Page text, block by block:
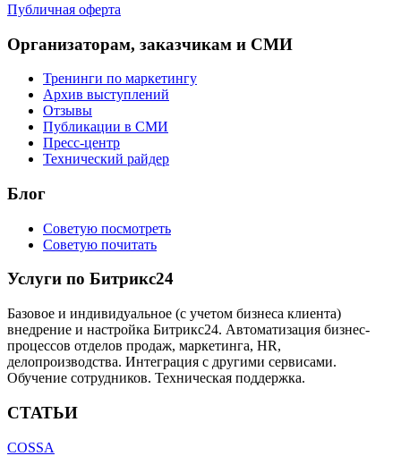
Публичная оферта
Организаторам, заказчикам и СМИ
Тренинги по маркетингу
Архив выступлений
Отзывы
Публикации в СМИ
Пресс-центр
Технический райдер
Блог
Советую посмотреть
Советую почитать
Услуги по Битрикс24
Базовое и индивидуальное (с учетом бизнеса клиента)
внедрение и настройка Битрикс24. Автоматизация бизнес-
процессов отделов продаж, маркетинга, HR,
делопроизводства. Интеграция с другими сервисами.
Обучение сотрудников. Техническая поддержка.
СТАТЬИ
COSSA